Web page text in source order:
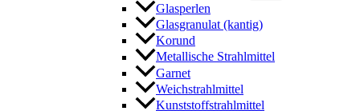
Glasperlen
Glasgranulat (kantig)
Korund
Metallische Strahlmittel
Garnet
Weichstrahlmittel
Kunststoffstrahlmittel